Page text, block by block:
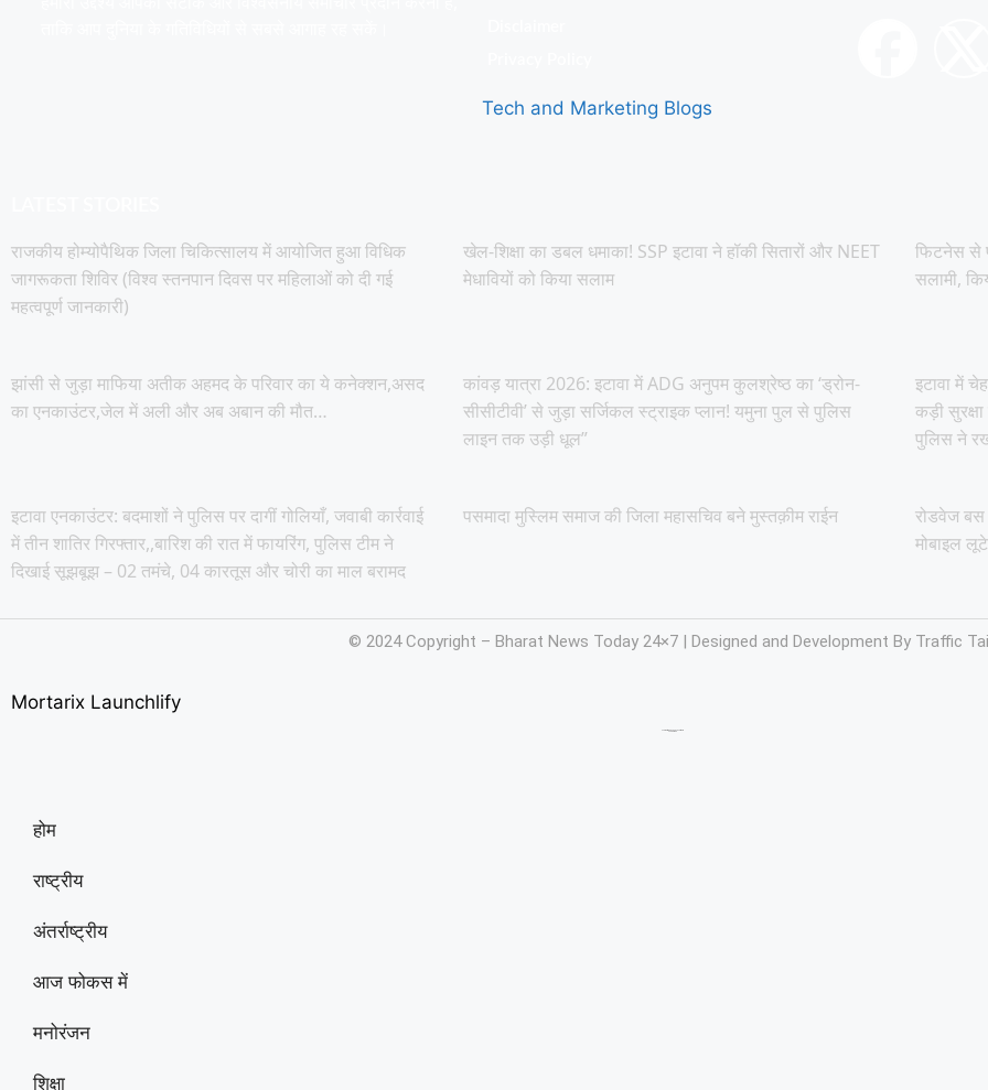
Tech and Marketing Blogs
राजकीय होम्योपैथिक जिला चिकित्सालय में आयोजित हुआ विधिक
जागरूकता शिविर (विश्व स्तनपान दिवस पर महिलाओं को दी गई
महत्वपूर्ण जानकारी)
खेल-शिक्षा का डबल धमाका! SSP इटावा ने हॉकी सितारों और NEET
मेधावियों को किया सलाम
फिटनेस से
सलामी,
झांसी से जुड़ा माफिया अतीक अहमद के परिवार का ये कनेक्शन,असद
का एनकाउंटर,जेल में अली और अब अबान की मौत…
कांवड़ यात्रा 2026: इटावा में ADG अनुपम कुलश्रेष्ठ का ‘ड्रोन-
सीसीटीवी’ से जुड़ा सर्जिकल स्ट्राइक प्लान! यमुना पुल से पुलिस
लाइन तक उड़ी धूल”
इटावा में
कड़ी
पुलिस ने
इटावा एनकाउंटर: बदमाशों ने पुलिस पर दागीं गोलियाँ, जवाबी कार्रवाई
में तीन शातिर गिरफ्तार,,बारिश की रात में फायरिंग, पुलिस टीम ने
दिखाई सूझबूझ – 02 तमंचे, 04 कारतूस और चोरी का माल बरामद
पसमादा मुस्लिम समाज की जिला महासचिव बने मुस्तक़ीम राईन
रोडवेज
मोबाइल लूटे
© 2024 Copyright – Bharat News Today 24×7 | Designed and Development By Traffic
Mortarix Launchlify
होम
राष्ट्रीय
अंतर्राष्ट्रीय
आज फोकस में
मनोरंजन
शिक्षा